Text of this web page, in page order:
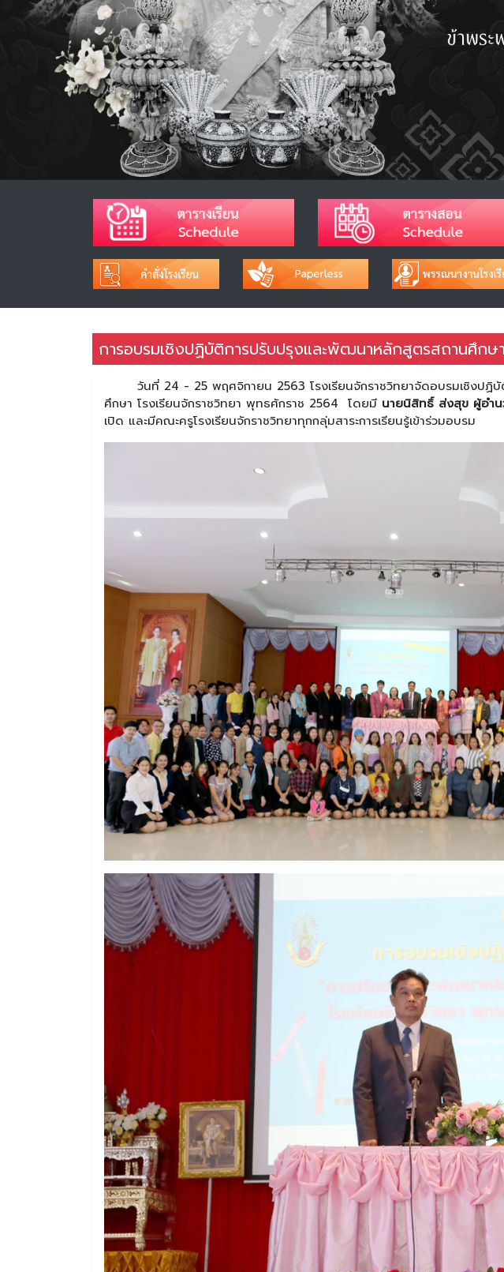
การอบรมเชิงปฏิบัติการปรับปรุงและพัฒนาหลักสูตรสถานศึกษา
วันที่ 24 - 25 พฤศจิกายน 2563 โรงเรียนจักราชวิทยาจัดอบรมเชิงปฏิบั
ศึกษา โรงเรียนจักราชวิทยา พุทธศักราช 2564 โดยมี นายนิสิทธิ์ ส่งสุข ผู้อำน
เปิด และมีคณะครูโรงเรียนจักราชวิทยาทุกกลุ่มสาระการเรียนรู้เข้าร่วมอบรม